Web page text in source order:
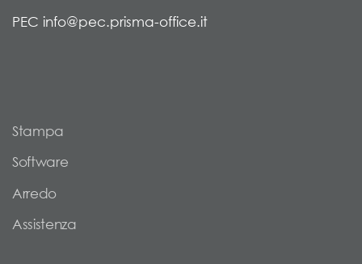
PEC info@pec.prisma-office.it
Stampa
Software
Arredo
Assistenza